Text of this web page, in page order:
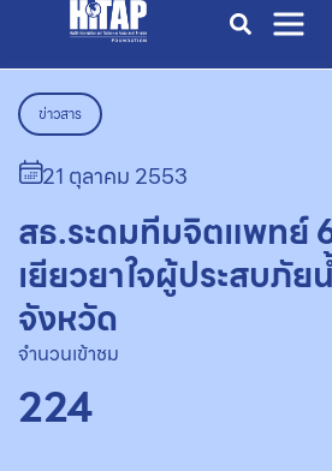
ข่าวสาร
21 ตุลาคม 2553
สธ.ระดมทีมจิตแพทย์
เยียวยาใจผู้ประสบภัย
จังหวัด
จำนวนเข้าชม
224